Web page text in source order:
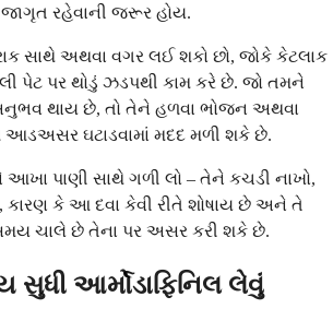
જાગૃત રહેવાની જરૂર હોય.
સાથે અથવા વગર લઈ શકો છો, જોકે કેટલાક
પેટ પર થોડું ઝડપથી કામ કરે છે. જો તમને
થાય છે, તો તેને હળવા ભોજન અથવા
આડઅસર ઘટાડવામાં મદદ મળી શકે છે.
પાણી સાથે ગળી લો – તેને કચડી નાખો,
કારણ કે આ દવા કેવી રીતે શોષાય છે અને તે
સમય ચાલે છે તેના પર અસર કરી શકે છે.
સુધી આર્મોડાફિનિલ લેવું